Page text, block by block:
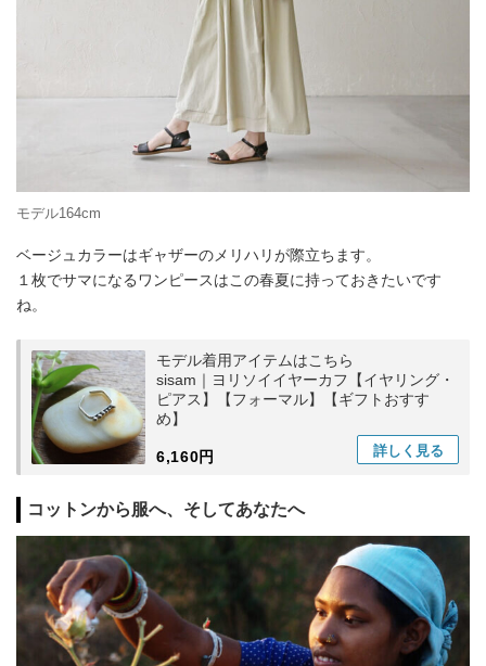
モデル164cm
ベージュカラーはギャザーのメリハリが際立ちます。
１枚でサマになるワンピースはこの春夏に持っておきたいです
ね。
モデル着用アイテムはこちら
sisam｜ヨリソイイヤーカフ【イヤリング・
ピアス】【フォーマル】【ギフトおすす
め】
6,160円 詳しく 見る
コットンから服へ、そしてあなたへ